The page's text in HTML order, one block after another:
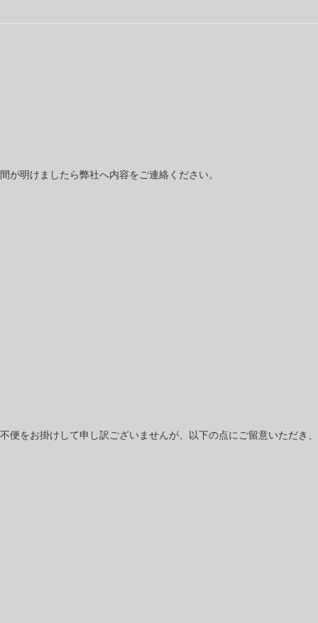
明けましたら弊社へ内容をご連絡ください。
をお掛けして申し訳ございませんが、以下の点にご留意いただき、